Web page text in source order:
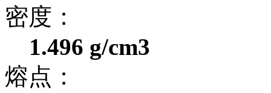
密度：
1.496 g/cm3
熔点：